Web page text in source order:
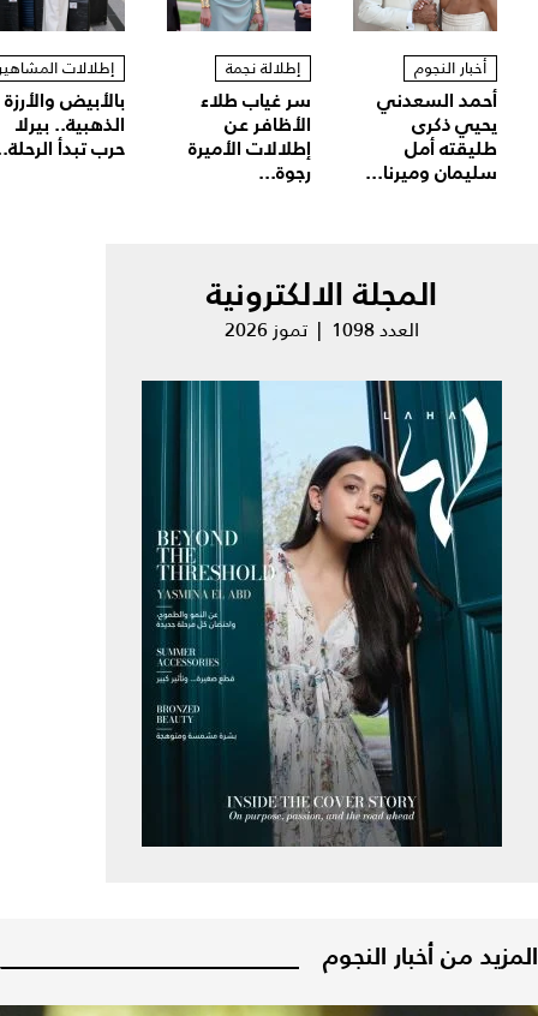
أخبار النجوم
أحمد السعدني
يحيي ذكرى
طليقته أمل
سليمان وميرنا...
إطلالة نجمة
سر غياب طلاء
الأظافر عن
إطلالات الأميرة
رجوة...
إطلالات
بالأبيض والأرزة
الذهبية.. بيرلا
حرب تبدأ
المجلة الالكترونية
العدد 1098 | تموز 2026
المزيد من أخبار النجوم